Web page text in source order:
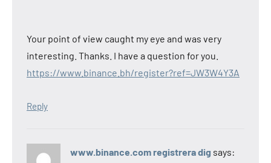
Your point of view caught my eye and was very
interesting. Thanks. I have a question for you.
https://www.binance.bh/register?ref=JW3W4Y3A
Reply
www.binance.com registrera dig says: